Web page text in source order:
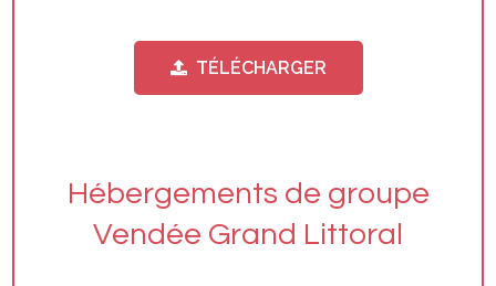
TÉLÉCHARGER
Hébergements de groupe
Vendée Grand Littoral